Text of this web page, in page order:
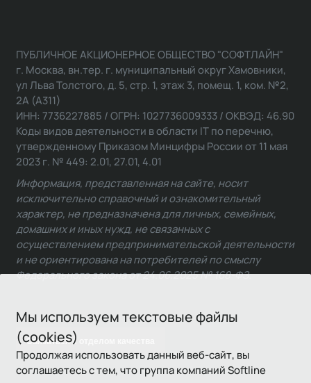
Мы используем текстовые файлы
(cookies)
Продолжая использовать данный веб-сайт, вы
соглашаетесь с тем, что группа компаний Softline
Связаться с отделом качества
ПУБЛИЧНОЕ АКЦИОНЕРНОЕ ОБЩЕСТВО "СОФТЛАЙН"
г. Москва, вн.тер. г. муниципальный округ Хамовники,
ул Льва Толстого, д. 5, стр. 1, этаж 3, помещ. 1, ком. №2,
2А (А311)
ИНН: 7736227885 / ОГРН: 1027736009333 / ОКВЭД: 46.90
Коды видов деятельности в области IT по перечню,
утвержденному Приказом Минцифры России от 11 мая
2023 г. № 449: 2.01, 27.01, 4.01
Информация, представленная на сайте, носит
исключительно справочный и ознакомительный
характер, не предназначена для личных, семейных,
домашних и иных нужд, не связанных с
осуществлением предпринимательской деятельности
и не ориентирована на потребителей по смыслу
Федерального закона от 24.06.2025 № 168-ФЗ.